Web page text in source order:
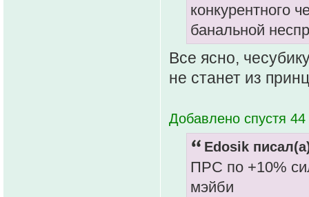
конкурентного
банальной
Все ясно,
не станет из
Добавлено спустя
Edosik
ПРС по +10%
мэйби